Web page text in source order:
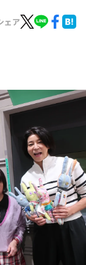
ェア